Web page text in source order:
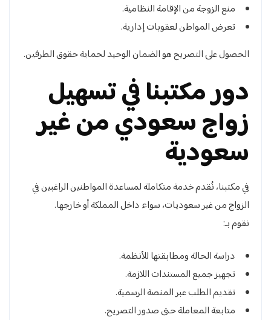
منع الزوجة من الإقامة النظامية.
تعرض المواطن لعقوبات إدارية.
الحصول على التصريح هو الضمان الوحيد لحماية حقوق الطرفين.
دور مكتبنا في تسهيل
زواج سعودي من غير
سعودية
في مكتبنا، نُقدم خدمة متكاملة لمساعدة المواطنين الراغبين في
الزواج من غير سعوديات، سواء داخل المملكة أو خارجها.
نقوم بـ:
دراسة الحالة ومطابقتها للأنظمة.
تجهيز جميع المستندات اللازمة.
تقديم الطلب عبر المنصة الرسمية.
متابعة المعاملة حتى صدور التصريح.